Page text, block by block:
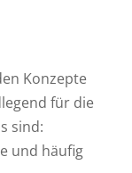
Konzepte
für die
sind:
und häufig